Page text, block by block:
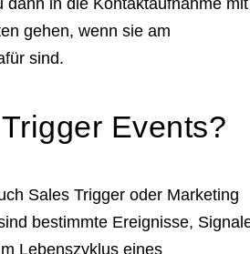
gehen, wenn sie am
sind.
Events?
Sales Trigger oder Marketing
bestimmte Ereignisse,
Lebenszyklus eines